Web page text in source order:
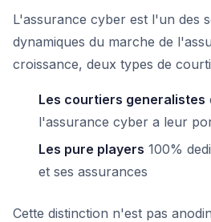
L'assurance cyber est l'un des
dynamiques du marche de
croissance, deux types de
Les courtiers generalistes
l'assurance cyber a leur
Les pure players 100%
et ses assurances
Cette distinction n'est pas